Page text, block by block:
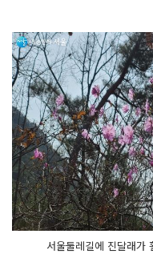
서울둘레길에 진달래